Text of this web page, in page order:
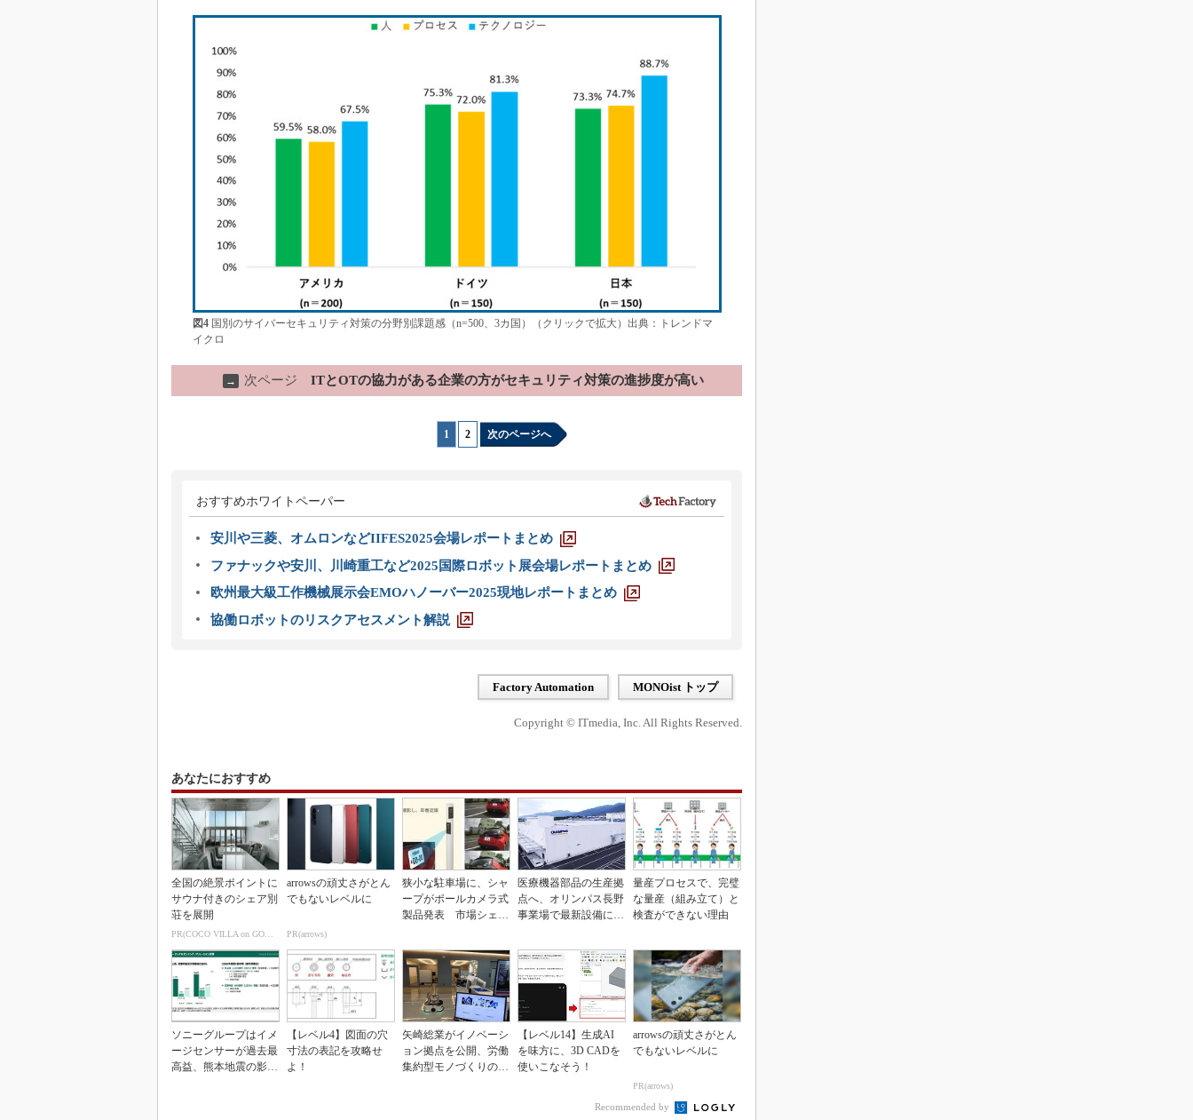
図4国別のサイバーセキュリティ対策の分野別課題感（n=500、3カ国）（クリックで拡大）出典：トレンドマ
イクロ
→ 次ページ ITとOTの協力がある企業の方がセキュリティ対策の進捗度が高い
1 2 次のページへ
おすすめホワイトペーパー
安川や三菱、オムロンなどIIFES2025会場レポートまとめ
ファナックや安川、川崎重工など2025国際ロボット展会場レポートまとめ
欧州最大級工作機械展示会EMOハノーバー2025現地レポートまとめ
協働ロボットのリスクアセスメント解説
Factory Automation MONOist トップ
Copyright © ITmedia, Inc. All Rights Reserved.
あなたにおすすめ
全国の絶景ポイントに
サウナ付きのシェア別
荘を展開
PR(COCO VILLA on GOETHE)
arrowsの頑丈さがとん
でもないレベルに
PR(arrows)
狭小な駐車場に、シャ
ープがポールカメラ式
製品発表 市場シェア
医療機器部品の生産拠
点へ、オリンパス長野
事業場で最新設備に機
量産プロセスで、完璧
な量産（組み立て）と
検査ができない理由
ソニーグループはイメ
ージセンサーが過去最
高益、熊本地震の影響
【レベル4】図面の穴
寸法の表記を攻略せ
よ！
矢崎総業がイノベーシ
ョン拠点を公開、労働
集約型モノづくりのス
【レベル14】生成AI
を味方に、3D CADを
使いこなそう！
arrowsの頑丈さがとん
でもないレベルに
PR(arrows)
Recommended by